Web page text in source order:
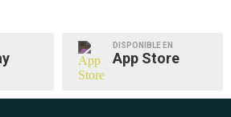
DISPONIBLE EN
App Store